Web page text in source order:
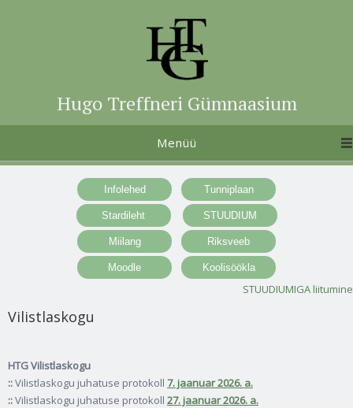
Hugo Treffneri Gümnaasium
Menüü
STUUDIUMIGA liitumine
Vilistlaskogu
HTG Vilistlaskogu
::Vilistlaskogu juhatuse protokoll 7. jaanuar 2026. a.
::Vilistlaskogu juhatuse protokoll 27. jaanuar 2026. a.